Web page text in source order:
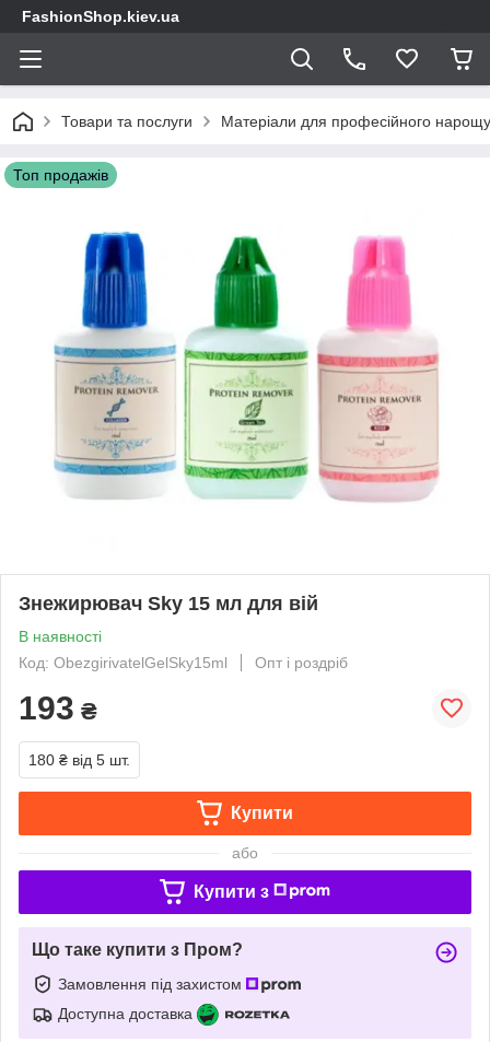
FashionShop.kiev.ua
Товари та послуги Матеріали для професійного
Топ продажів
Знежирювач Sky 15 мл для вій
В наявності
Код: ObezgirivatelGelSky15ml
Опт і роздріб
193 ₴
180 ₴ від 5 шт.
Купити
або
Купити з
Що таке купити з Пром?
Замовлення під захистом
Доступна доставка